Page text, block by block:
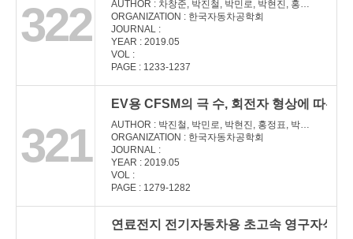
322
AUTHOR : 차창준, 박진철, 박민로, 박현진, 홍정표
ORGANIZATION : 한국자동차공학회
JOURNAL :
YEAR : 2019.05
VOL :
PAGE : 1233-1237
321
EV용 CFSM의 극 수, 회전자 형상에 따른
AUTHOR : 박진철, 박민로, 박현진, 홍정표, 박수환, 이의천
ORGANIZATION : 한국자동차공학회
JOURNAL :
YEAR : 2019.05
VOL :
PAGE : 1279-1282
연료전지 전기자동차용 초고속 영구자석